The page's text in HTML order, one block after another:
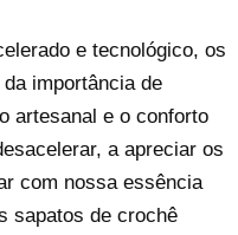
e tecnológico, os
importância de
artesanal e o conforto
a apreciar os
com nossa essência
sapatos de crochê